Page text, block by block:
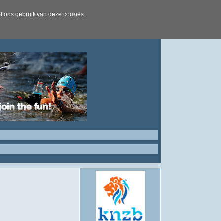
ons gebruik van deze cookies.